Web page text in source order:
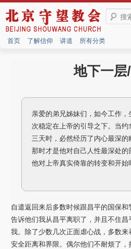
搜索
首页 了解信仰 讲道 所有分类
地下一层
亲爱的弟兄姊妹们，如今工作
次稳定在上帝的引导之下。当
三天时，必然经历了内心最深的
那时才是他对自己人性最深处的
他对上帝真实倚靠的转变和开始
自遣返回来后多数时候跟昌平的国保
告诉他们我从昌平离职了，并且不住
我。除了少数几次正面虐心战，多数
安全距离和界限。偶尔他们不耐烦了